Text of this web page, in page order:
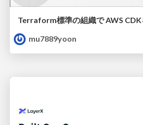
Terraform標準の組織で AWS
mu7889yoon